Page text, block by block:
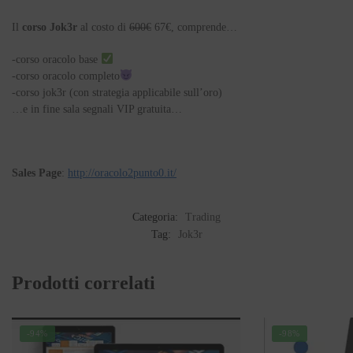
corso Jok3r al costo di 600€ 67€, comprende…
-corso oracolo base
-corso oracolo completo
-corso jok3r (con strategia applicabile sull’oro)
…e in fine sala segnali VIP gratuita…
Sales Page: http://oracolo2punto0.it/
Categoria:
Trading
Tag:
Jok3r
Prodotti correlati
-94% -98%